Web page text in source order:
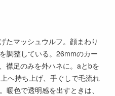
たマッシュウルフ。顔まわり
調整している。26mmのカー
襟足のみを外ハネに。aとbを
へ持ち上げ、手ぐしで毛流れ
暖色で透明感を出すときは、